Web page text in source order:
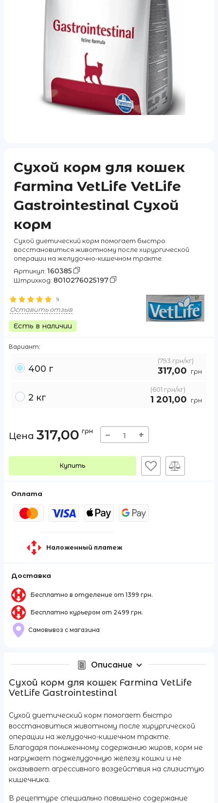
Сухой корм для кошек
Farmina VetLife VetLife
Gastrointestinal Сухой
корм
Сухой диетический корм помогает быстро
восстановиться животному после хирургической
операции на желудочно-кишечном тракте.
Артикул: 160385
Штрихкод: 8010276025197
9
Оставить отзыв
Есть в наличии
Вариант:
400 г
(793 грн/кг)
317,00 грн
2 кг
(601 грн/кг)
1 201,00 грн
Цена 317,00 грн − +
Купить
Оплата
Наложенный платеж
Доставка
Бесплатно в отделение от 1399 грн.
Бесплатно курьером от 2499 грн.
Самовывоз с магазина
Описание
Сухой корм для кошек Farmina VetLife
VetLife Gastrointestinal
Сухой диетический корм помогает быстро
восстановиться животному после хирургической
операции на желудочно-кишечном тракте.
Благодаря пониженному содержанию жиров, корм не
нагружает поджелудочную железу кошки и не
оказывает агрессивного воздействия на слизистую
кишечника.
В рецептуре специально повышено содержание